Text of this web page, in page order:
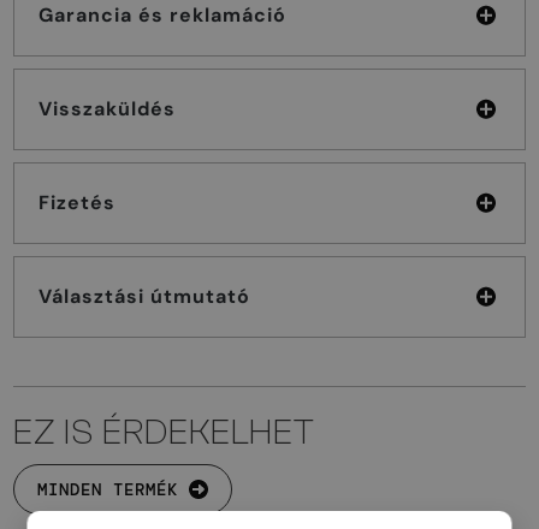
Garancia és reklamáció
Visszaküldés
Fizetés
Választási útmutató
EZ IS ÉRDEKELHET
MINDEN TERMÉK